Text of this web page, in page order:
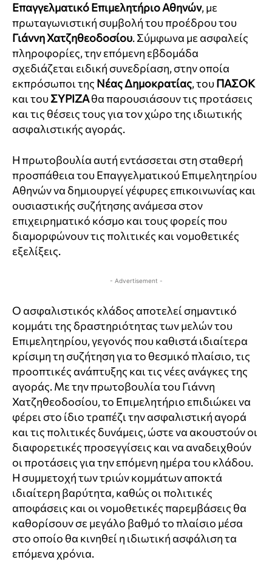
Επαγγελματικό Επιμελητήριο Αθηνών, με
πρωταγωνιστική συμβολή του προέδρου του
Γιάννη Χατζηθεοδοσίου. Σύμφωνα με ασφαλείς
πληροφορίες, την επόμενη εβδομάδα
σχεδιάζεται ειδική συνεδρίαση, στην οποία
εκπρόσωποι της Νέας Δημοκρατίας, τουΠΑΣΟΚ
και τουΣΥΡΙΖΑθα παρουσιάσουν τις προτάσεις
και τις θέσεις τους για τον χώρο της ιδιωτικής
ασφαλιστικής αγοράς.
Η πρωτοβουλία αυτή εντάσσεται στη σταθερή
προσπάθεια του Επαγγελματικού Επιμελητηρίου
Αθηνών να δημιουργεί γέφυρες επικοινωνίας και
ουσιαστικής συζήτησης ανάμεσα στον
επιχειρηματικό κόσμο και τους φορείς που
διαμορφώνουν τις πολιτικές και νομοθετικές
εξελίξεις.
- Advertisement -
Ο ασφαλιστικός κλάδος αποτελεί σημαντικό
κομμάτι της δραστηριότητας των μελών του
Επιμελητηρίου, γεγονός που καθιστά ιδιαίτερα
κρίσιμη τη συζήτηση για το θεσμικό πλαίσιο, τις
προοπτικές ανάπτυξης και τις νέες ανάγκες της
αγοράς. Με την πρωτοβουλία του Γιάννη
Χατζηθεοδοσίου, το Επιμελητήριο επιδιώκει να
φέρει στο ίδιο τραπέζι την ασφαλιστική αγορά
και τις πολιτικές δυνάμεις, ώστε να ακουστούν οι
διαφορετικές προσεγγίσεις και να αναδειχθούν
οι προτάσεις για την επόμενη ημέρα του κλάδου.
Η συμμετοχή των τριών κομμάτων αποκτά
ιδιαίτερη βαρύτητα, καθώς οι πολιτικές
αποφάσεις και οι νομοθετικές παρεμβάσεις θα
καθορίσουν σε μεγάλο βαθμό το πλαίσιο μέσα
στο οποίο θα κινηθεί η ιδιωτική ασφάλιση τα
επόμενα χρόνια.